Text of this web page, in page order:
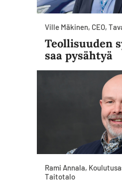
Ville Mäkinen, CEO,
Teollisuuden
saa pysähtyä
Rami Annala,
Taitotalo